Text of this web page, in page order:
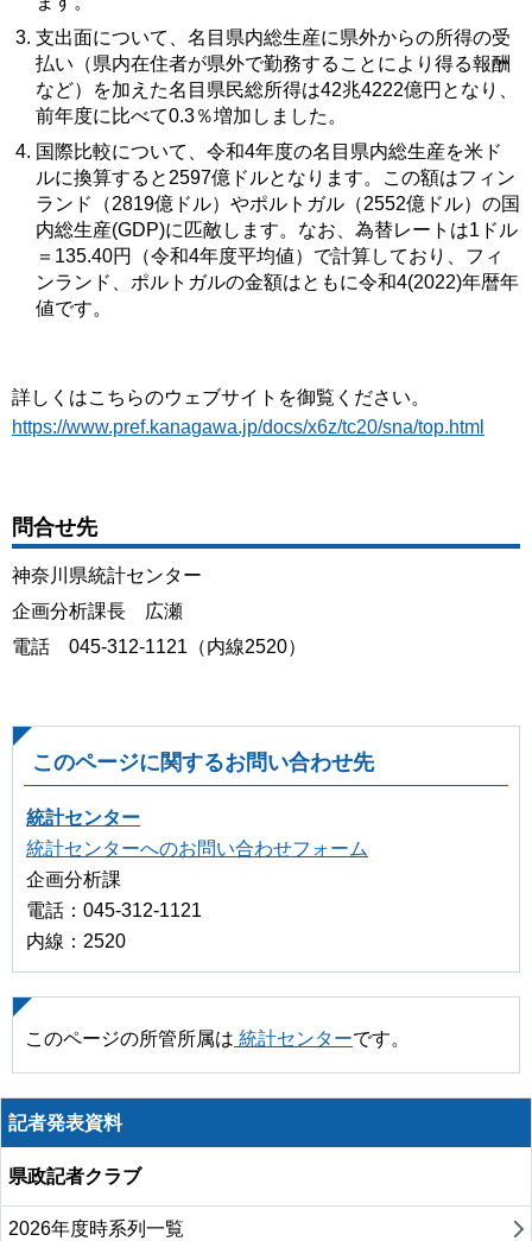
支出面について、名目県内総生産に県外からの所得の受
払い（県内在住者が県外で勤務することにより得る報酬
など）を加えた名目県民総所得は42兆4222億円となり、
前年度に比べて0.3％増加しました。
国際比較について、令和4年度の名目県内総生産を米ド
ルに換算すると2597億ドルとなります。この額はフィン
ランド（2819億ドル）やポルトガル（2552億ドル）の国
内総生産(GDP)に匹敵します。なお、為替レートは1ドル
＝135.40円（令和4年度平均値）で計算しており、フィ
ンランド、ポルトガルの金額はともに令和4(2022)年暦年
値です。
詳しくはこちらのウェブサイトを御覧ください。
https://www.pref.kanagawa.jp/docs/x6z/tc20/sna/top.html
問合せ先
神奈川県統計センター
企画分析課長 広瀬
電話 045-312-1121（内線2520）
このページに関するお問い合わせ先
統計センター
統計センターへのお問い合わせフォーム
企画分析課
電話：045-312-1121
内線：2520
このページの所管所属は 統計センターです。
記者発表資料
県政記者クラブ
2026年度時系列一覧